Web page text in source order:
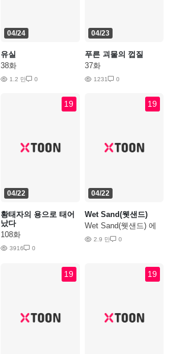
04/24
유실
38화
1.2 만 0
04/23
푸른 괴물의 껍질
37화
1231 0
19
04/22
황태자의 용으로 태어
났다
108화
3916 0
19
04/22
Wet Sand(웻샌드)
Wet Sand(웻샌드) 에
필로그
2.9 만 0
19 19